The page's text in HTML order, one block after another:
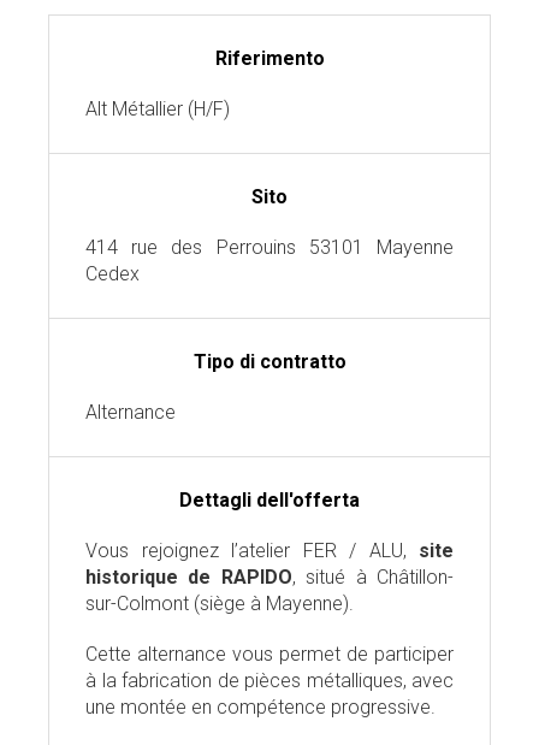
Riferimento
Alt Métallier (H/F)
Sito
414 rue des Perrouins 53101 Mayenne
Cedex
Tipo di contratto
Alternance
Dettagli dell'offerta
Vous rejoignez l’atelier FER / ALU, site
historique de RAPIDO, situé à Châtillon-
sur-Colmont (siège à Mayenne).
Cette alternance vous permet de participer
à la fabrication de pièces métalliques, avec
une montée en compétence progressive.